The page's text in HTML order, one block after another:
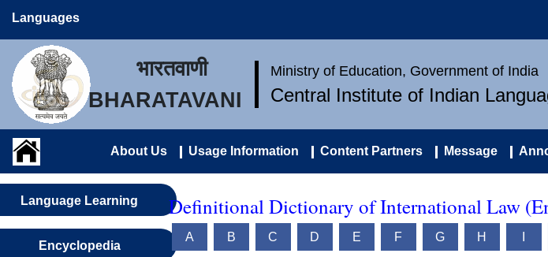
Languages
भारतवाणी
BHARATAVANI
Ministry of Education, Government of India
Central Institute of Indian
About Us Usage Information Content Partners Message
Language Learning
Encyclopedia
Definitional Dictionary of International Law
A B C D E F G H